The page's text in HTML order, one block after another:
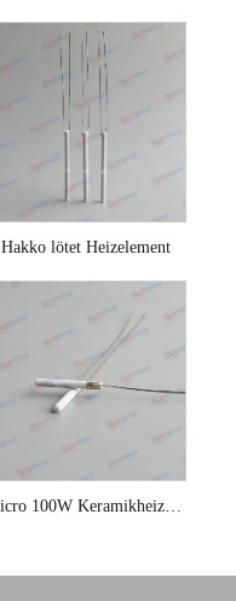
Hakko lötet Heizelement